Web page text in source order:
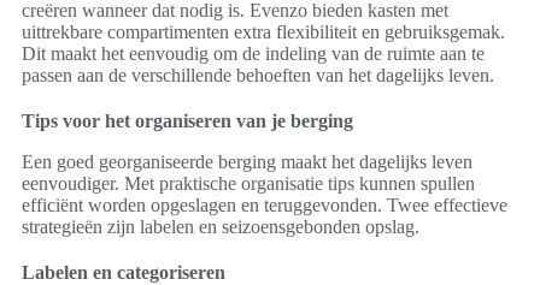
creëren wanneer dat nodig is. Evenzo bieden kasten met
uittrekbare compartimenten extra flexibiliteit en gebruiksgemak.
Dit maakt het eenvoudig om de indeling van de ruimte aan te
passen aan de verschillende behoeften van het dagelijks leven.
Tips voor het organiseren van je berging
Een goed georganiseerde berging maakt het dagelijks leven
eenvoudiger. Met praktische organisatie tips kunnen spullen
efficiënt worden opgeslagen en teruggevonden. Twee effectieve
strategieën zijn labelen en seizoensgebonden opslag.
Labelen en categoriseren